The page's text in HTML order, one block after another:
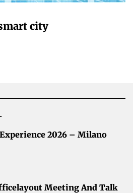
city
2026 – Milano
Meeting And Talk